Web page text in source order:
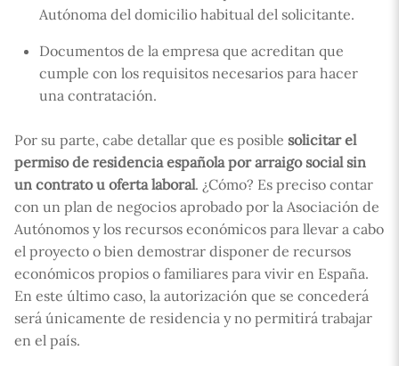
Autónoma del domicilio habitual del solicitante.
Documentos de la empresa que acreditan que
cumple con los requisitos necesarios para hacer
una contratación.
Por su parte, cabe detallar que es posible solicitar el
permiso de residencia española por arraigo social sin
un contrato u oferta laboral. ¿Cómo? Es preciso contar
con un plan de negocios aprobado por la Asociación de
Autónomos y los recursos económicos para llevar a cabo
el proyecto o bien demostrar disponer de recursos
económicos propios o familiares para vivir en España.
En este último caso, la autorización que se concederá
será únicamente de residencia y no permitirá trabajar
en el país.